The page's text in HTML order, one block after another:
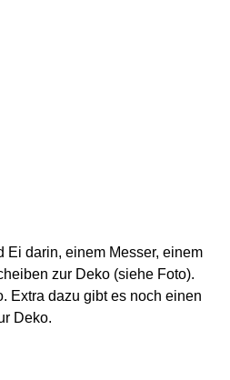
Ei darin, einem Messer, einem
zur Deko (siehe Foto).
Extra dazu gibt es noch einen
Deko.